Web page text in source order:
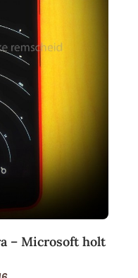
– Microsoft holt